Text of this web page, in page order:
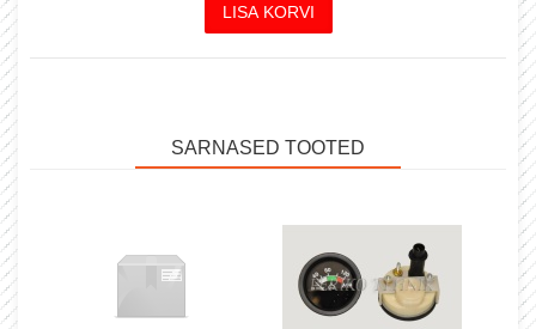
SARNASED TOOTED